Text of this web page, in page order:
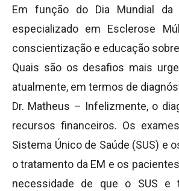
Em função do Dia Mundial da
especializado em Esclerose
conscientização e educação
Quais são os desafios mais
atualmente, em termos de
Dr. Matheus – Infelizmente, o
recursos financeiros. Os
Sistema Único de Saúde (SUS) e
o tratamento da EM e os
necessidade de que o SUS e